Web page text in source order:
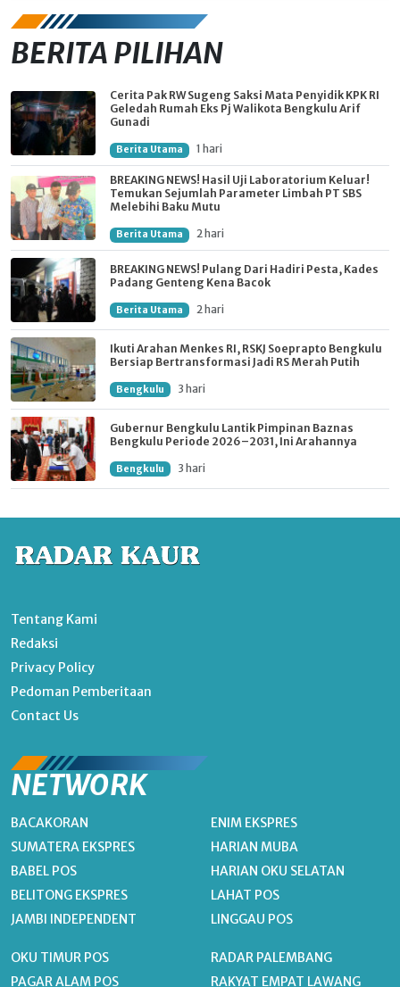
BERITA PILIHAN
Cerita Pak RW Sugeng Saksi Mata Penyidik KPK RI
Geledah Rumah Eks Pj Walikota Bengkulu Arif
Gunadi
Berita Utama 1 hari
BREAKING NEWS! Hasil Uji Laboratorium Keluar!
Temukan Sejumlah Parameter Limbah PT SBS
Melebihi Baku Mutu
Berita Utama 2 hari
BREAKING NEWS! Pulang Dari Hadiri Pesta, Kades
Padang Genteng Kena Bacok
Berita Utama 2 hari
Ikuti Arahan Menkes RI, RSKJ Soeprapto Bengkulu
Bersiap Bertransformasi Jadi RS Merah Putih
Bengkulu 3 hari
Gubernur Bengkulu Lantik Pimpinan Baznas
Bengkulu Periode 2026–2031, Ini Arahannya
Bengkulu 3 hari
Tentang Kami
Redaksi
Privacy Policy
Pedoman Pemberitaan
Contact Us
NETWORK
BACAKORAN
SUMATERA EKSPRES
BABEL POS
BELITONG EKSPRES
JAMBI INDEPENDENT
ENIM EKSPRES
HARIAN MUBA
HARIAN OKU SELATAN
LAHAT POS
LINGGAU POS
OKU TIMUR POS
PAGAR ALAM POS
RADAR PALEMBANG
RAKYAT EMPAT LAWANG